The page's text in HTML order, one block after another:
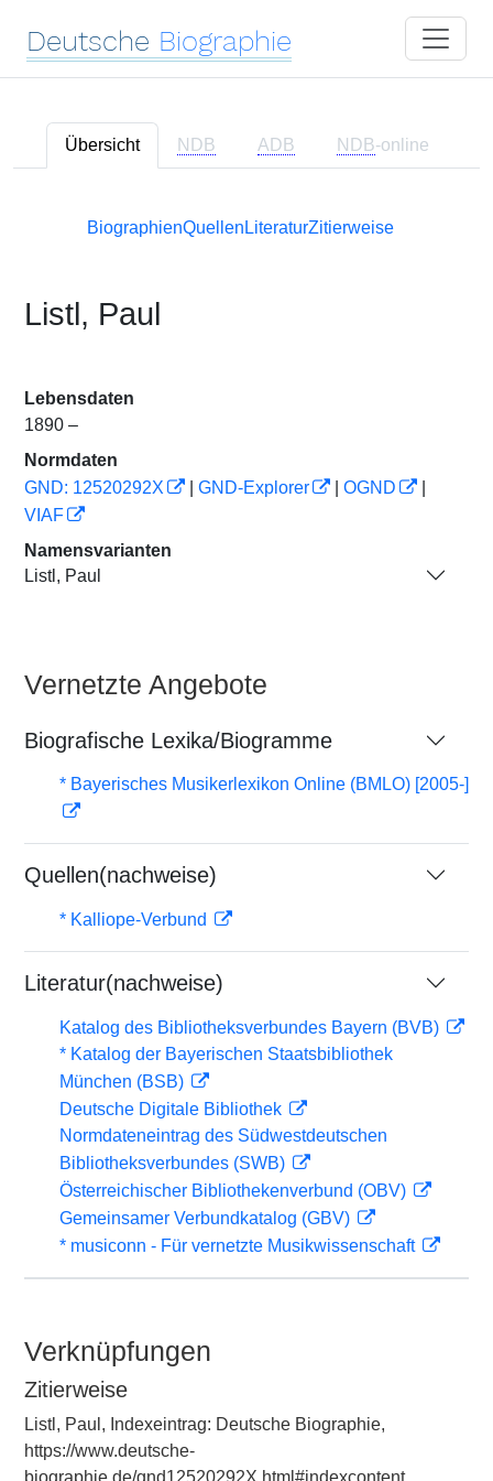
Deutsche Biographie
Übersicht NDB ADB NDB-online
BiographienQuellen LiteraturZitierweise
Listl, Paul
Lebensdaten
1890 –
Normdaten
GND: 12520292X
GND-Explorer OGND
VIAF
Namensvarianten
Listl, Paul
Vernetzte Angebote
Biografische Lexika/Biogramme
* Bayerisches Musikerlexikon Online (BMLO) [2005-]
Quellen(nachweise)
* Kalliope-Verbund
Literatur(nachweise)
Katalog des Bibliotheksverbundes Bayern (BVB)
* Katalog der Bayerischen Staatsbibliothek
München (BSB)
Deutsche Digitale Bibliothek
Normdateneintrag des Südwestdeutschen
Bibliotheksverbundes (SWB)
Österreichischer Bibliothekenverbund (OBV)
Gemeinsamer Verbundkatalog (GBV)
* musiconn - Für vernetzte Musikwissenschaft
Verknüpfungen
Zitierweise
Listl, Paul, Indexeintrag: Deutsche Biographie,
https://www.deutsche-
biographie.de/gnd12520292X.html#indexcontent